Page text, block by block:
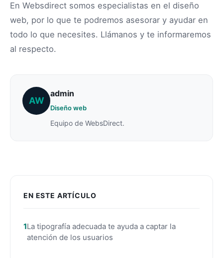
EN ESTE ARTÍCULO
La tipografía adecuada te ayuda a captar la
atención de los usuarios
En Websdirect somos especialistas en el diseño
web, por lo que te podremos asesorar y ayudar en
todo lo que necesites. Llámanos y te informaremos
al respecto.
AW
admin
Diseño web
Equipo de WebsDirect.